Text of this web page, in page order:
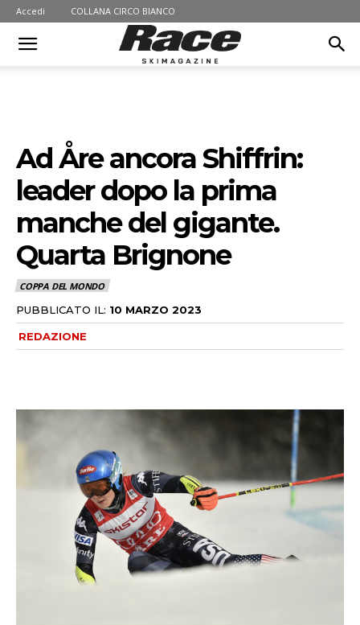
Accedi COLLANA CIRCO BIANCO
Ad Åre ancora Shiffrin:
leader dopo la prima
manche del gigante.
Quarta Brignone
COPPA DEL MONDO
PUBBLICATO IL: 10 MARZO 2023
REDAZIONE